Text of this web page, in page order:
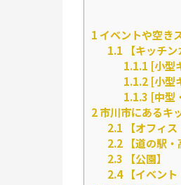
1 イベントや空き
1.1 【キッチ
1.1.1 [小型
1.1.2[小型
1.1.3 [中型
2市川市にあるキ
2.1 【オフィ
2.2【道の駅・
2.3 【公園】
2.4【イベント